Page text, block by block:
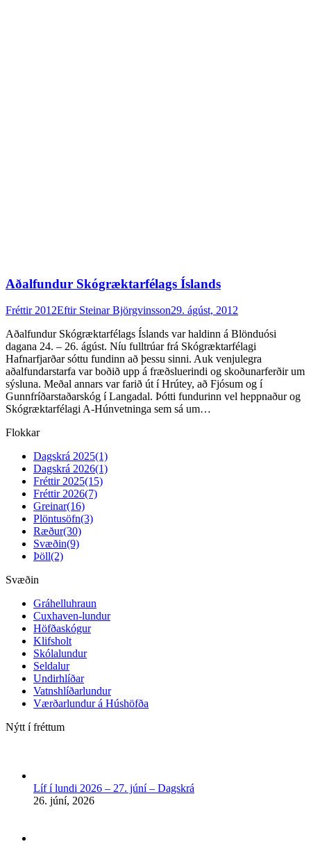
Aðalfundur Skógræktarfélags Íslands
Fréttir 2012Eftir Steinar Björgvinsson29. ágúst, 2012
Aðalfundur Skógræktarfélags Íslands var haldinn á Blönduósi
dagana 24. – 26. ágúst. Níu fulltrúar frá Skógræktarfélagi
Hafnarfjarðar sóttu fundinn að þessu sinni. Auk venjulegra
aðalfundarstarfa var boðið upp á fræðsluerindi og skoðunarferðir um
sýsluna. Meðal annars var farið út í Hrútey, að Fjósum og í
Gunnfríðarstaðarskóg í Langadal. Þótti fundurinn vel heppnaður og
Skógræktarfélagi A-Húnvetninga sem sá um…
Flokkar
Dagskrá 2025(1)
Dagskrá 2026(1)
Fréttir 2025(15)
Fréttir 2026(7)
Greinar(16)
Plöntusöfn(3)
Ræður(30)
Svæðin(9)
Þöll(2)
Svæðin
Gráhelluhraun
Cuxhaven-lundur
Höfðaskógur
Klifsholt
Skólalundur
Seldalur
Undirhlíðar
Vatnshlíðarlundur
Værðarlundur á Húshöfða
Nýtt í fréttum
Líf í lundi 2026 – 27. júní – Dagskrá
26. júní, 2026